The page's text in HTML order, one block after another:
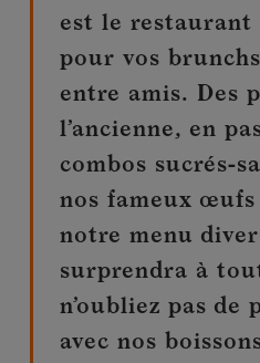
est le restaurant
pour vos
entre amis. Des
l’ancienne, en
combos sucrés-
nos fameux
notre menu
surprendra à
n’oubliez pas de
avec nos